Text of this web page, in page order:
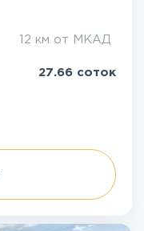
12 км от МКАД
27.66 соток